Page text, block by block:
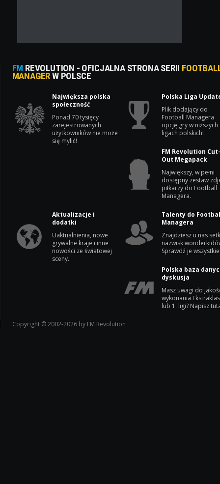
FM REVOLUTION - OFICJALNA STRONA SERII
MANAGERW POLSCE
Największa polska
społeczność
Ponad 70 tysięcy
zarejestrowanych
użytkowników nie może
się mylić!
Polska Liga
Plik dodający do
Football Managera
opcję gry w niższych
ligach polskich!
FM Revolution
Out Megapack
Największy, w pełni
dostępny zestaw
piłkarzy do Football
Managera.
Aktualizacje i
dodatki
Uaktualnienia, nowe
grywalne kraje i inne
nowości ze światowej
sceny.
Talenty do
Managera
Znajdziesz u nas
nazwisk
Sprawdź je
Polska baza
dyskusja
Masz uwagi do
wykonania
lub 1. ligi? Napisz
Copyright © 2002-2026 by FM Revolution